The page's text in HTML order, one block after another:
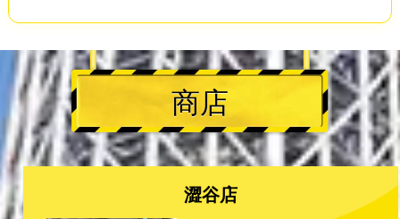
商店
澀谷店